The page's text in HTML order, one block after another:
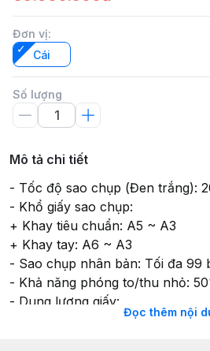
Đơn vị:
Cái
Số lượng
Mô tả chi tiết
- Tốc độ sao chụp (Đen trắng):
- Khổ giấy sao chụp:
+ Khay tiêu chuẩn: A5 ~ A3
+ Khay tay: A6 ~ A3
- Sao chụp nhân bản: Tối đa 99
- Khả năng phóng to/thu nhỏ:
- Dung lượng giấy:
+ Khay tiêu chuẩn: 1 x 250 tờ
Đọc thêm nội